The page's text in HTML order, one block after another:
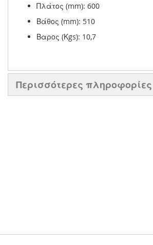
Πλάτος (mm): 600
Βάθος (mm): 510
Βαρος (Κgs): 10,7
Περισσότερες πληροφορίες